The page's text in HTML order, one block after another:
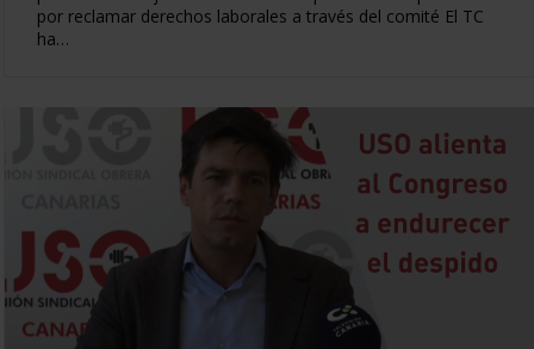
por reclamar derechos laborales a través del comité El TC
ha…